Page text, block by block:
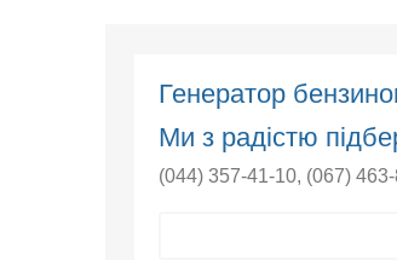
Генератор
Ми з радістю
(044) 357-41-10, (067)